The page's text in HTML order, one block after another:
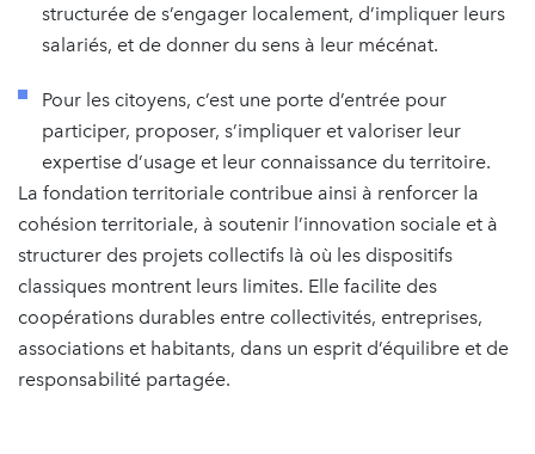
structurée de s’engager localement, d’impliquer leurs
salariés, et de donner du sens à leur mécénat.
Pour les citoyens, c’est une porte d’entrée pour
participer, proposer, s’impliquer et valoriser leur
expertise d’usage et leur connaissance du territoire.
La fondation territoriale contribue ainsi à renforcer la
cohésion territoriale, à soutenir l’innovation sociale et à
structurer des projets collectifs là où les dispositifs
classiques montrent leurs limites. Elle facilite des
coopérations durables entre collectivités, entreprises,
associations et habitants, dans un esprit d’équilibre et de
responsabilité partagée.